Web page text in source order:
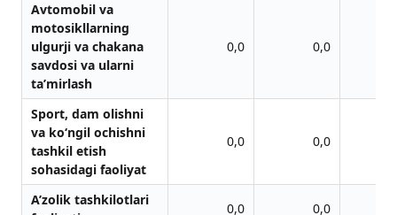
Avtomobil va
motosikllarning
ulgurji va chakana
savdosi va ularni
ta’mirlash
0,0 0,0
Sport, dam olishni
va ko‘ngil ochishni
tashkil etish
sohasidagi faoliyat
0,0 0,0
A’zolik tashkilotlari
0,0 0,0